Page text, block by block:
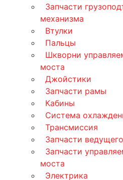
Запчасти
механизма
Втулки
Пальцы
Шкворни
моста
Джойстики
Запчасти рамы
Кабины
Система
Трансмиссия
Запчасти
Запчасти
моста
Электрика